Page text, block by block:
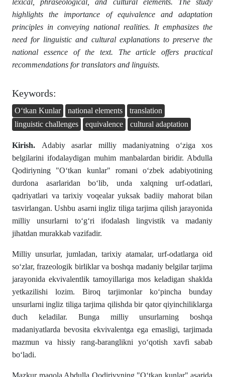
lexical, phraseological, and cultural elements. The study
highlights the importance of equivalence and adaptation
principles in conveying national realities. It emphasizes the
need for linguistic and cultural explanations to preserve the
national essence of the text. The article offers practical
recommendations for translators and linguists.
Keywords:
Oʻtkan Kunlar national elements
translation
linguistic challenges
equivalence cultural adaptation
Kirish. Adabiy asarlar milliy madaniyatning oʻziga xos
belgilarini ifodalaydigan muhim manbalardan biridir. Abdulla
Qodiriyning "Oʻtkan kunlar" romani oʻzbek adabiyotining
durdona asarlaridan boʻlib, unda xalqning urf-odatlari,
qadriyatlari va tarixiy voqealar yuksak badiiy mahorat bilan
tasvirlangan. Ushbu asarni ingliz tiliga tarjima qilish jarayonida
milliy unsurlarni toʻgʻri ifodalash lingvistik va madaniy
jihatdan murakkab vazifadir.
Milliy unsurlar, jumladan, tarixiy atamalar, urf-odatlarga oid
soʻzlar, frazeologik birliklar va boshqa madaniy belgilar tarjima
jarayonida ekvivalentlik tamoyillariga mos keladigan shaklda
yetkazilishi lozim. Biroq tarjimonlar koʻpincha bunday
unsurlarni ingliz tiliga tarjima qilishda bir qator qiyinchiliklarga
duch keladilar. Bunga milliy unsurlarning boshqa
madaniyatlarda bevosita ekvivalentga ega emasligi, tarjimada
mazmun va hissiy rang-baranglikni yoʻqotish xavfi sabab
boʻladi.
Mazkur maqola Abdulla Qodiriyyning "Oʻtkan kunlar" asarida